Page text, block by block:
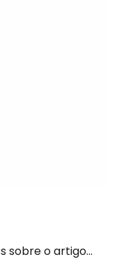
sobre o artigo...